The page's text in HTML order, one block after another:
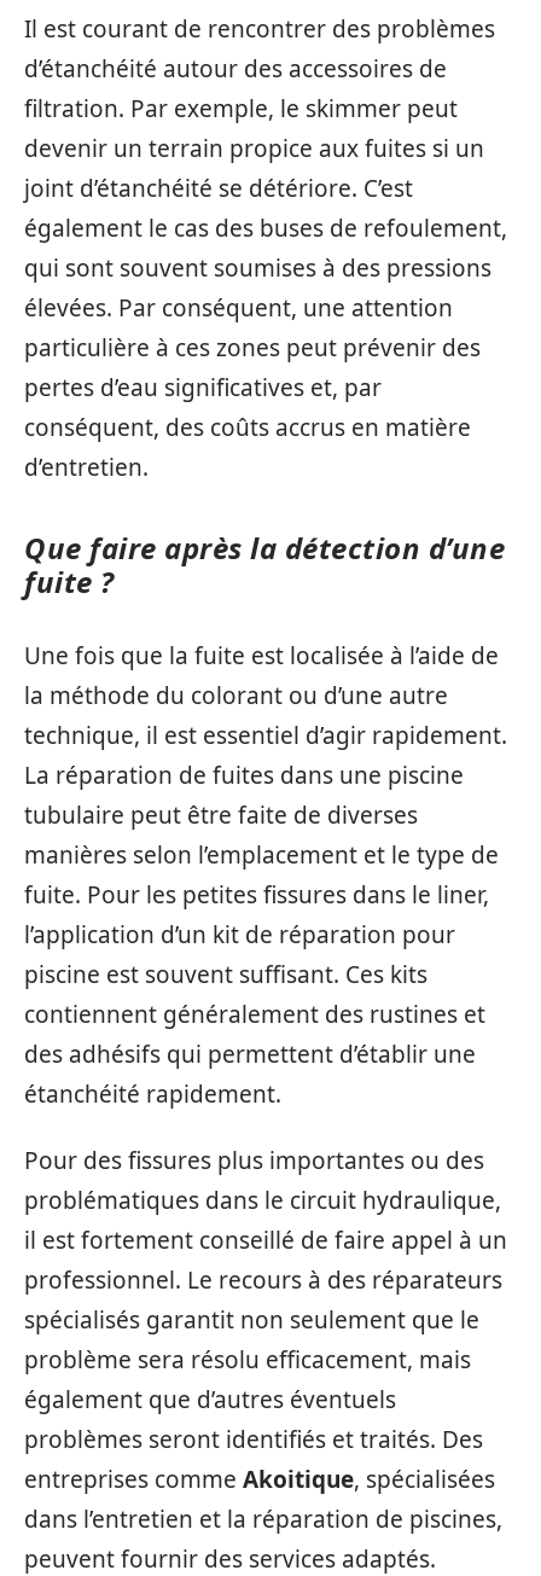
Il est courant de rencontrer des problèmes
d’étanchéité autour des accessoires de
filtration. Par exemple, le skimmer peut
devenir un terrain propice aux fuites si un
joint d’étanchéité se détériore. C’est
également le cas des buses de refoulement,
qui sont souvent soumises à des pressions
élevées. Par conséquent, une attention
particulière à ces zones peut prévenir des
pertes d’eau significatives et, par
conséquent, des coûts accrus en matière
d’entretien.
Que faire après la détection d’une
fuite ?
Une fois que la fuite est localisée à l’aide de
la méthode du colorant ou d’une autre
technique, il est essentiel d’agir rapidement.
La réparation de fuites dans une piscine
tubulaire peut être faite de diverses
manières selon l’emplacement et le type de
fuite. Pour les petites fissures dans le liner,
l’application d’un kit de réparation pour
piscine est souvent suffisant. Ces kits
contiennent généralement des rustines et
des adhésifs qui permettent d’établir une
étanchéité rapidement.
Pour des fissures plus importantes ou des
problématiques dans le circuit hydraulique,
il est fortement conseillé de faire appel à un
professionnel. Le recours à des réparateurs
spécialisés garantit non seulement que le
problème sera résolu efficacement, mais
également que d’autres éventuels
problèmes seront identifiés et traités. Des
entreprises comme Akoitique, spécialisées
dans l’entretien et la réparation de piscines,
peuvent fournir des services adaptés.